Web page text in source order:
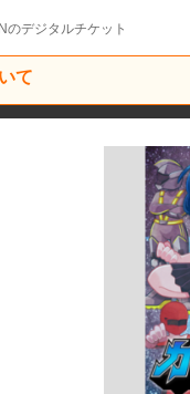
デジタルチケット
て